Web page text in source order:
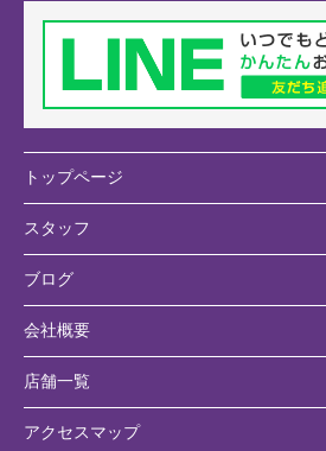
トップページ
スタッフ
ブログ
会社概要
店舗一覧
アクセスマップ